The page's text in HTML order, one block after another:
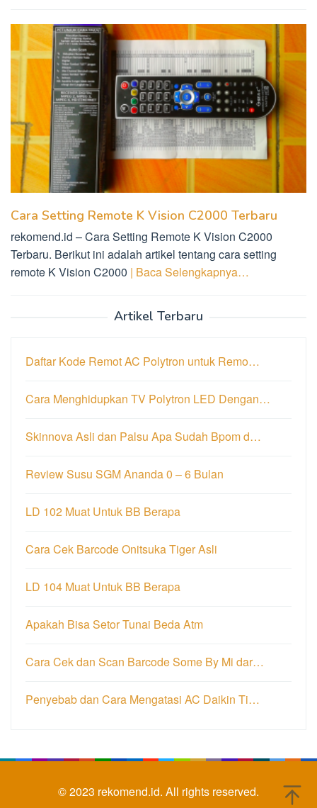
Cara Setting Remote K Vision C2000 Terbaru
rekomend.id – Cara Setting Remote K Vision C2000
Terbaru. Berikut ini adalah artikel tentang cara setting
remote K Vision C2000 | Baca Selengkapnya…
Artikel Terbaru
Daftar Kode Remot AC Polytron untuk Remo…
Cara Menghidupkan TV Polytron LED Dengan…
Skinnova Asli dan Palsu Apa Sudah Bpom d…
Review Susu SGM Ananda 0 – 6 Bulan
LD 102 Muat Untuk BB Berapa
Cara Cek Barcode Onitsuka Tiger Asli
LD 104 Muat Untuk BB Berapa
Apakah Bisa Setor Tunai Beda Atm
Cara Cek dan Scan Barcode Some By Mi dar…
Penyebab dan Cara Mengatasi AC Daikin Ti…
© 2023 rekomend.id. All rights reserved.